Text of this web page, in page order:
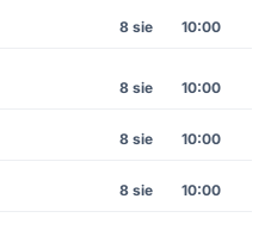
8 sie 10:00
8 sie 10:00
8 sie 10:00
8 sie 10:00